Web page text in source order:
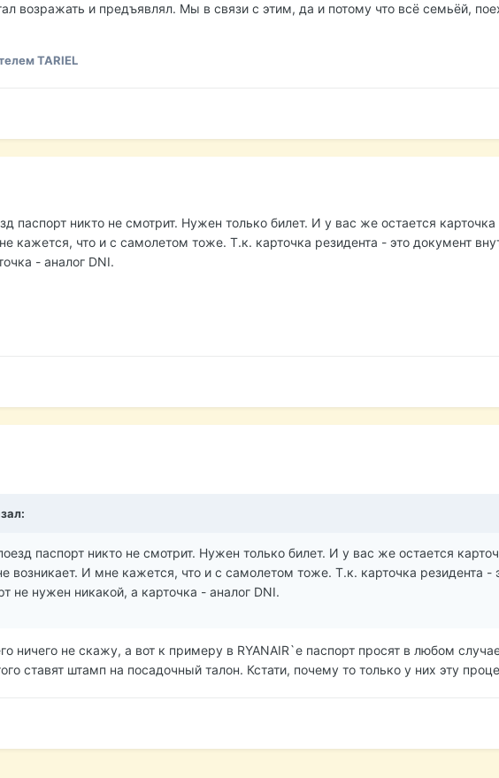
возражать и предъявлял. Мы в связи с этим, да и потому что всё семьёй,
TARIEL
паспорт никто не смотрит. Нужен только билет. И у вас же остается
кажется, что и с самолетом тоже. Т.к. карточка резидента - это документ
- аналог DNI.
паспорт никто не смотрит. Нужен только билет. И у вас же остается
возникает. И мне кажется, что и с самолетом тоже. Т.к. карточка резидента -
не нужен никакой, а карточка - аналог DNI.
ничего не скажу, а вот к примеру в RYANAIR`е паспорт просят в любом
ставят штамп на посадочный талон. Кстати, почему то только у них эту